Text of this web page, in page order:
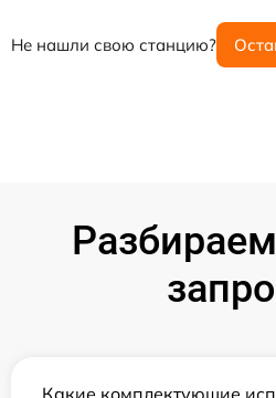
Не нашли свою станцию?
Какие комплектующие